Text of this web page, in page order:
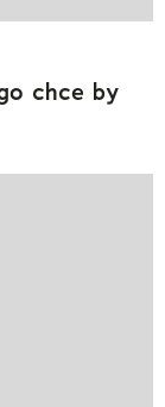
chce by